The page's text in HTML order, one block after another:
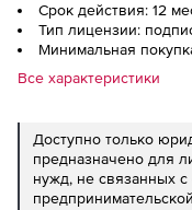
Срок действия: 12
Тип лицензии:
Минимальная
Все характеристики
Доступно только
предназначено для
нужд, не связанных